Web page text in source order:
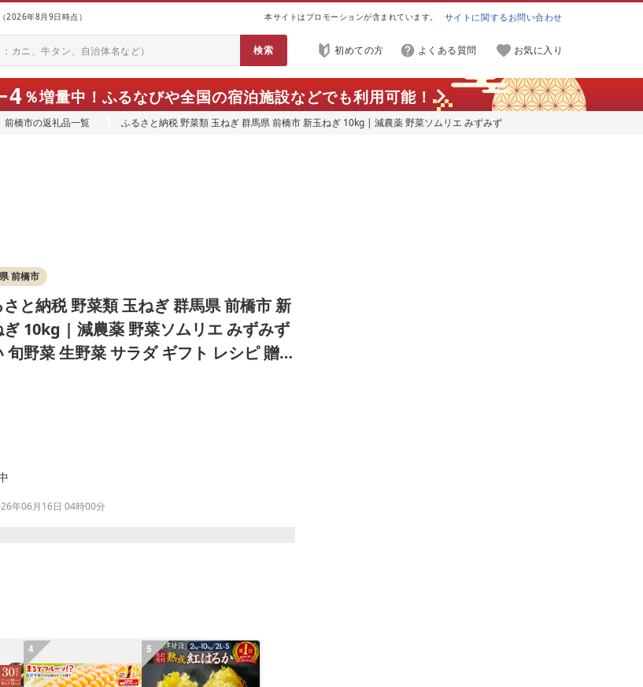
年8月9日時点） 本サイトはプロモーションが含まれています。 サイトに関するお問い合わせ
初めての方 よくある質問 お気に入り
4％増量中！ ふるなびや全国の宿泊施設などでも利用可能！
前橋市の返礼品一覧
ふるさと納税 野菜類 玉ねぎ 群馬県 前橋市 新玉ねぎ 10kg | 減農薬 野菜ソムリエ みずみず
前橋市
と納税 野菜類 玉ねぎ 群馬県 前橋市 新
ぎ 10kg | 減農薬 野菜ソムリエ みずみず
旬野菜 生野菜 サラダ ギフト レシピ 贈り
年06月16日 04時00分
4 5